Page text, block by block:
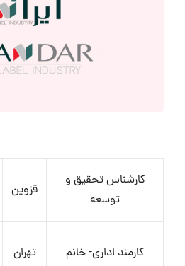
کارشناس تحقیق و
توسعه
قزوین
کارمند اداری- خانم تهران